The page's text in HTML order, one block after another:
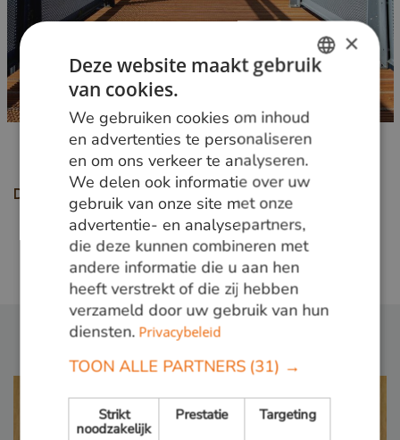
Deel deze pagina
Terug naar overzicht
GERMAN
ENGLISH
×
Deze website maakt gebruik
van cookies.
We gebruiken cookies om inhoud
en advertenties te personaliseren
en om ons verkeer te analyseren.
We delen ook informatie over uw
gebruik van onze site met onze
advertentie- en analysepartners,
die deze kunnen combineren met
andere informatie die u aan hen
heeft verstrekt of die zij hebben
verzameld door uw gebruik van hun
diensten. Privacybeleid
TOON ALLE PARTNERS (31) →
Strikt
noodzakelijk
Prestatie Targeting